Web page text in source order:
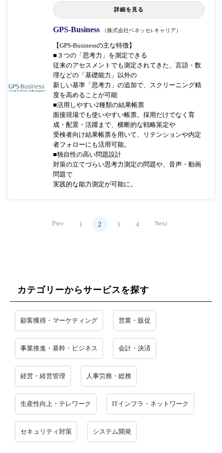
詳細を見る
GPS-Business （株式会社ベネッセi-キャリア）
【GPS-Businessの主な特徴】
■３つの「思考力」を測定できる
従来のアセスメントでも測定されてきた、言語・数
理などの「基礎能力」以外の
新しい基準「思考力」の追加で、スクリーニング精
度を高めることが可能
■活用しやすい2種類の結果帳票
面接現場でも使いやすい帳票。採用だけでなく育
成・配置・活躍まで、横断的な戦略策定や
受検者向け結果帳票を用いて、リテンションや内定
者フォローにも活用可能。
■独自性の高い問題設計
対策の立てづらい思考力測定の問題や、音声・動画
問題で
実践的な能力測定が可能に。
Prev 1 2 3 4 Next
カテゴリーからサービスを探す
顧客獲得・マーケティング 営業・販促
事業推進・基幹・ビジネス 会計・決済
経営・経営管理 人事労務・総務
生産性向上・テレワーク ITインフラ・ネットワーク
セキュリティ対策 システム開発